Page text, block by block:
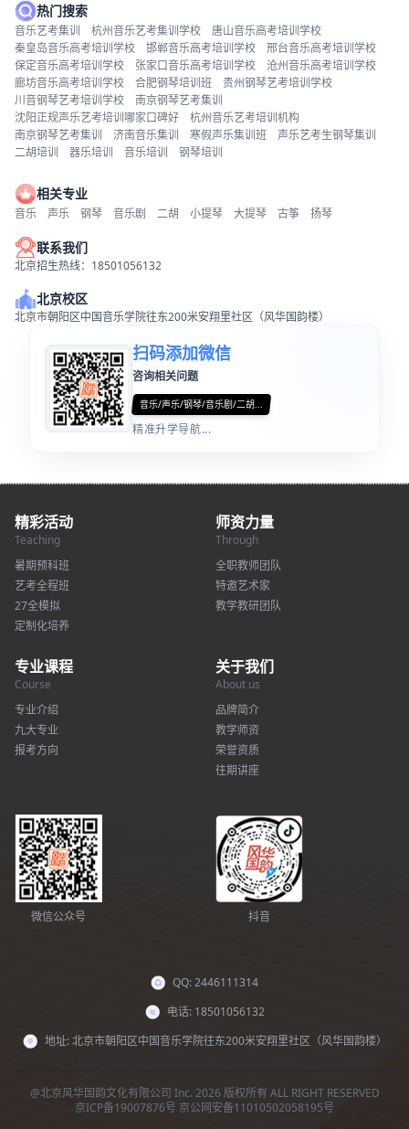
热门搜索
音乐艺考集训 杭州音乐艺考集训学校
唐山音乐高考培训学校
秦皇岛音乐高考培训学校
邯郸音乐高考培训学校
邢台音乐高考培训学校
保定音乐高考培训学校
张家口音乐高考培训学校
沧州音乐高考培训学校
廊坊音乐高考培训学校
合肥钢琴培训班
贵州钢琴艺考培训学校
川音钢琴艺考培训学校
南京钢琴艺考集训
沈阳正规声乐艺考培训哪家口碑好
杭州音乐艺考培训机构
南京钢琴艺考集训
济南音乐集训 寒假声乐集训班
声乐艺考生钢琴集训
二胡培训
器乐培训 音乐培训 钢琴培训
相关专业
音乐 声乐 钢琴 音乐剧 二胡 小提琴 大提琴 古筝 扬琴
联系我们
北京招生热线：18501056132
北京校区
北京市朝阳区中国音乐学院往东200米安翔里社区（风华国韵楼）
扫码添加微信
咨询相关问题
音乐/声乐/钢琴/音乐剧/二胡...
精准升学导航...
精彩活动
Teaching
暑期预科班
艺考全程班
27全模拟
定制化培养
师资力量
Through
全职教师团队
特邀艺术家
教学教研团队
专业课程
Course
专业介绍
九大专业
报考方向
关于我们
About us
品牌简介
教学师资
荣誉资质
往期讲座
微信公众号 抖音
QQ: 2446111314
电话: 18501056132
地址: 北京市朝阳区中国音乐学院往东200米安翔里社区（风华国韵楼）
@北京风华国韵文化有限公司 Inc. 2026 版权所有 ALL RIGHT RESERVED
京ICP备19007876号 京公网安备11010502058195号